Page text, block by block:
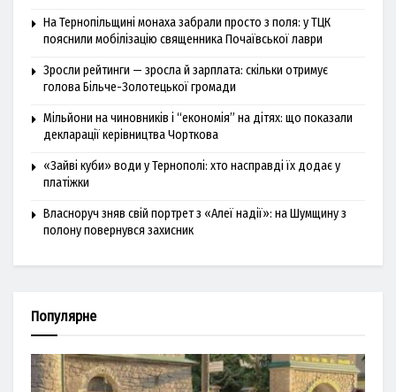
На Тернопільщині монаха забрали просто з поля: у ТЦК
пояснили мобілізацію священника Почаївської лаври
Зросли рейтинги — зросла й зарплата: скільки отримує
голова Більче-Золотецької громади
Мільйони на чиновників і “економія” на дітях: що показали
декларації керівництва Чорткова
«Зайві куби» води у Тернополі: хто насправді їх додає у
платіжки
Власноруч зняв свій портрет з «Алеї надії»: на Шумщину з
полону повернувся захисник
Популярне